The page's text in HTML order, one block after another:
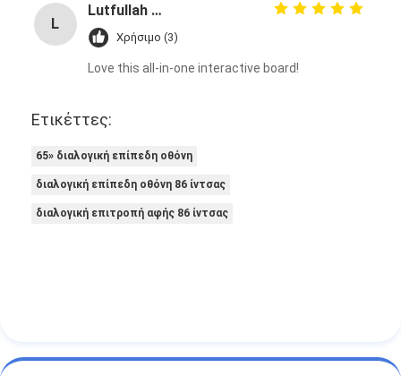
L
Lutfullah Zafary
Χρήσιμο (3)
Love this all-in-one interactive board!
Ετικέττες:
65» διαλογική επίπεδη οθόνη
διαλογική επίπεδη οθόνη 86 ίντσας
διαλογική επιτροπή αφής 86 ίντσας